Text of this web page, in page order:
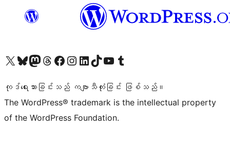
ကျွန်ုပ်တို့၏ X (ယခင် Twitter) အကောင့်သို့ သွားရောက်ကြည့်ရှုပါကျွန်ုပ်တို့၏ Bluesky အကောင့်သို့ ဝင်ရောက်ကြည့်ရှုရန်
ကျွန်ုပ်တို့၏ Mastodon အကောင့်သို့ သွားရောက်ကြည့်ရှုပါကျွန်ုပ်တို့၏ Threads အကောင့်သို့ ဝင်ရောက်ကြည့်ရှုရန်
ကျွန်ုပ်တို့၏ Facebook စာမျက်နှာသို့ သွားရောက်ကြည့်ရှုပါကျွန်ုပ်တို့၏ Instagram အကောင့်သို့ သွားရောက်ကြည့်ရှုပါ ကျွန်ုပ်တို့၏ LinkedIn အကောင့်သို့ သွားရောက်ကြည့်ရှုပါကျွန်ုပ်တို့၏ TikTok အကောင့်သို့ ဝင်ရောက်ကြည့်ရှုရန်
ကျွန်ုပ်တို့၏ YouTube ချန်နယ်သို့ သွားရောက်ကြည့်ရှုပါ ကျွန်ုပ်တို့၏ Tumblr အကောင့်သို့ ဝင်ရောက်ကြည့်ရှုရန်
ကုဒ်ရေးသားခြင်းသည် ကဗျာသီကုံးခြင်း ဖြစ်သည်။
The WordPress® trademark is the intellectual property
of the WordPress Foundation.